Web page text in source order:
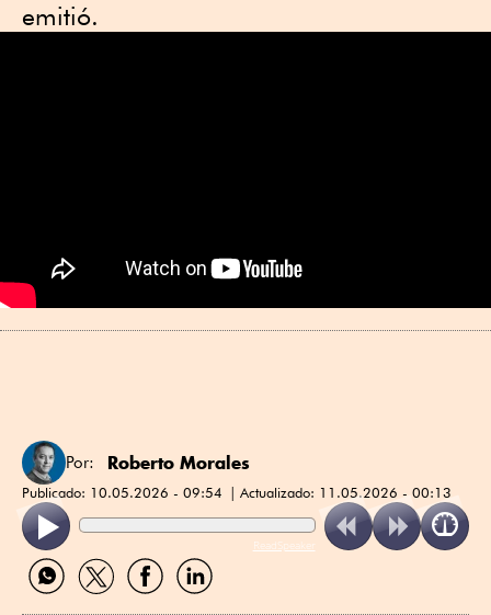
emitió.
Por: Roberto Morales
Publicado: 10.05.2026 - 09:54 Actualizado: 11.05.2026 - 00:13
ReadSpeaker
Compartir
por
Compartir
por
Compartir
por
Compartir
por